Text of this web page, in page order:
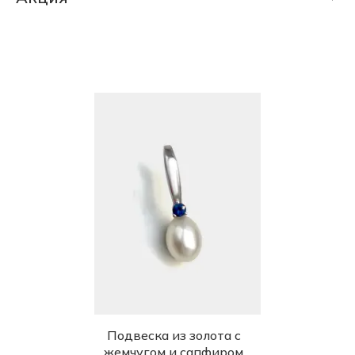
Жемчуг природный (Южных морей)
Изумруд природный облагороженный
Изумруд природный уральский
Кварц природный (Алтай)
Корунд (Сапфир) природный
Подвеска из золота с
жемчугом и сапфиром